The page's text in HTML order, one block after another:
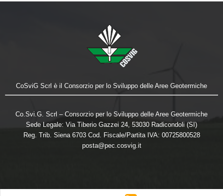
CoSviG Scrl è il Consorzio per lo Sviluppo delle Aree Geotermiche
Co.Svi.G. Scrl – Consorzio per lo Sviluppo delle Aree Geotermiche
Sede Legale: Via Tiberio Gazzei 24, 53030 Radicondoli (SI)
Reg. Trib. Siena 6703 Cod. Fiscale/Partita IVA: 00725800528
posta@pec.cosvig.it